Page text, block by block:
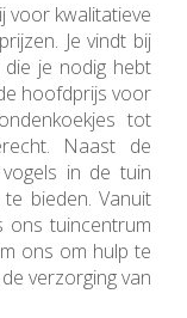
voor kwalitatieve
Je vindt bij
je nodig hebt
hoofdprijs voor
tot
Naast de
in de tuin
bieden. Vanuit
ons tuincentrum
ons om hulp te
verzorging van